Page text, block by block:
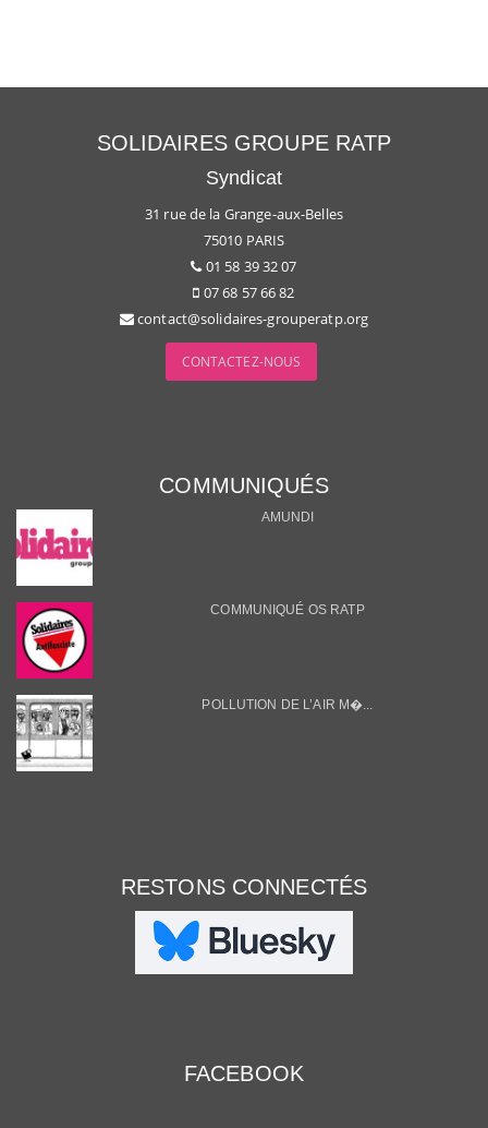
SOLIDAIRES GROUPE RATP
Syndicat
31 rue de la Grange-aux-Belles
75010 PARIS
01 58 39 32 07
07 68 57 66 82
contact@solidaires-grouperatp.org
CONTACTEZ-NOUS
COMMUNIQUÉS
AMUNDI
COMMUNIQUÉ OS RATP
POLLUTION DE L’AIR M�...
RESTONS CONNECTÉS
FACEBOOK